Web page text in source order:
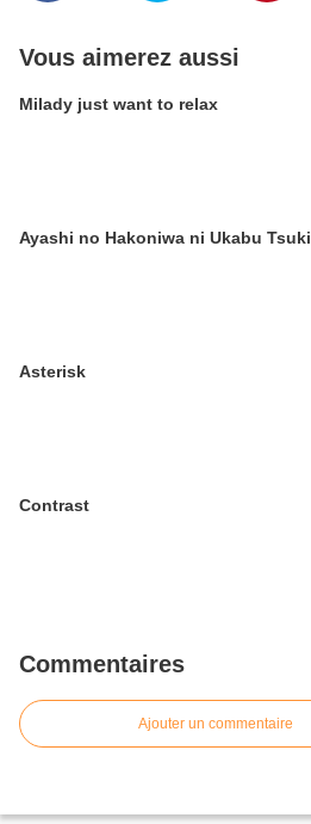
Vous aimerez aussi
Milady just want to relax
Ayashi no Hakoniwa ni Ukabu Tsuki
Asterisk
Contrast
Commentaires
Ajouter un commentaire